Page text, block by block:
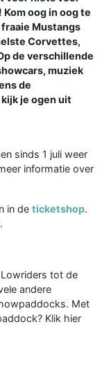
oog in oog te
Mustangs
Corvettes,
de verschillende
muziek
de
je ogen uit
sinds 1 juli weer
informatie over
in de ticketshop.
tot de
andere
Met
Klik hier